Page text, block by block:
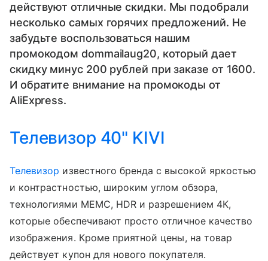
действуют отличные скидки. Мы подобрали
несколько самых горячих предложений. Не
забудьте воспользоваться нашим
промокодом dommailaug20, который дает
скидку минус 200 рублей при заказе от 1600.
И обратите внимание на промокоды от
AliExpress.
Телевизор 40" KIVI
Телевизор известного бренда с высокой яркостью
и контрастностью, широким углом обзора,
технологиями МЕМС, HDR и разрешением 4К,
которые обеспечивают просто отличное качество
изображения. Кроме приятной цены, на товар
действует купон для нового покупателя.